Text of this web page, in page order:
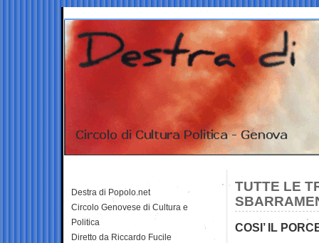
TUTTE LE
COSI’ IL
Destra di Popolo.net
Circolo Genovese di Cultura e
Politica
Diretto da Riccardo Fucile